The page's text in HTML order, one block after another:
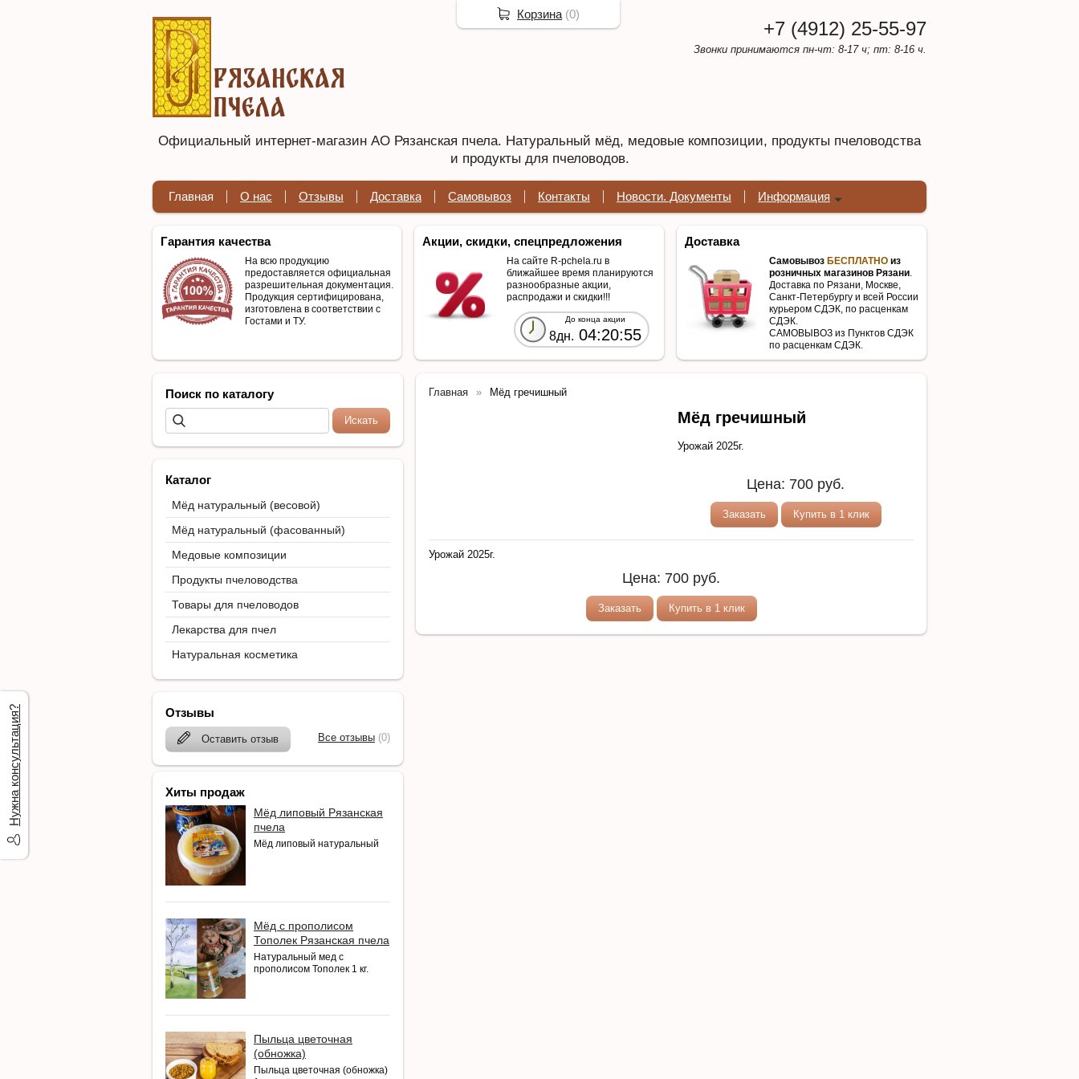
+7 (4912) 25-55-97
Звонки принимаются пн-чт: 8-17 ч; пт: 8-16 ч.
Официальный интернет-магазин АО Рязанская пчела. Натуральный мёд, медовые композиции, продукты пчеловодства
и продукты для пчеловодов.
Главная О нас Отзывы Доставка Самовывоз Контакты Новости. Документы Информация
Гарантия качества
На всю продукцию
предоставляется официальная
разрешительная документация.
Продукция сертифицирована,
изготовлена в соответствии с
Гостами и ТУ.
Акции, скидки, спецпредложения
На сайте R-pchela.ru в
ближайшее время планируются
разнообразные акции,
распродажи и скидки!!!
До конца акции
8дн. 04:20:55
Доставка
Самовывоз БЕСПЛАТНО из
розничных магазинов Рязани
Доставка по Рязани, Москве,
Санкт-Петербургу и всей России
курьером СДЭК, по расценкам
СДЭК.
САМОВЫВОЗ из Пунктов СДЭК
по расценкам СДЭК.
Поиск по каталогу
Каталог
Мёд натуральный (весовой)
Мёд натуральный (фасованный)
Медовые композиции
Продукты пчеловодства
Товары для пчеловодов
Лекарства для пчел
Натуральная косметика
Отзывы
Оставить отзыв Все отзывы (0)
Хиты продаж
Мёд липовый Рязанская
пчела
Мёд липовый натуральный
Мёд с прополисом
Тополек Рязанская пчела
Натуральный мед с
прополисом Тополек 1 кг.
Пыльца цветочная
(обножка)
Пыльца цветочная (обножка)
Главная Мёд гречишный
Мёд гречишный
Урожай 2025г.
Цена: 700 руб.
Заказать Купить в 1 клик
Урожай 2025г.
Цена: 700 руб.
Заказать Купить в 1 клик
Нужна консультация?
Корзина (0)